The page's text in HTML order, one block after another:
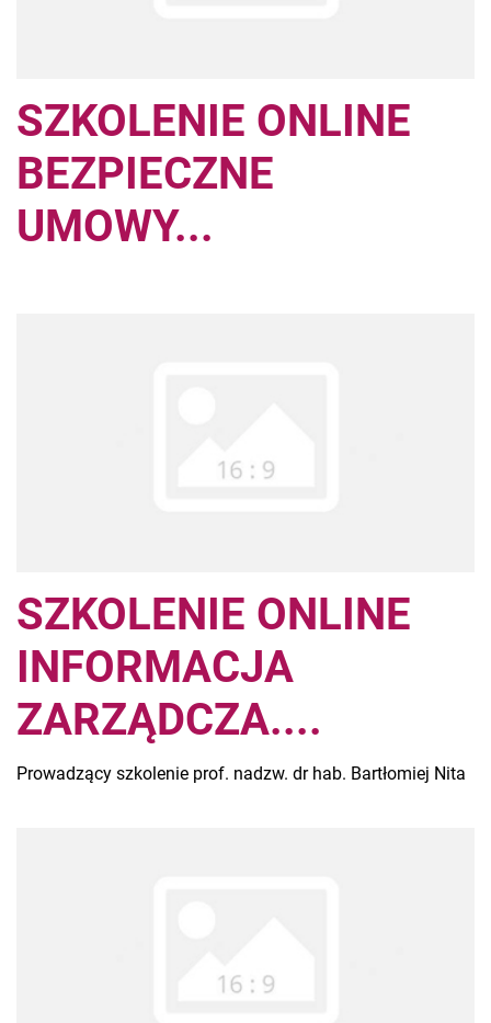
SZKOLENIE ONLINE
BEZPIECZNE
UMOWY...
SZKOLENIE ONLINE
INFORMACJA
ZARZĄDCZA....
Prowadzący szkolenie prof. nadzw. dr hab. Bartłomiej Nita